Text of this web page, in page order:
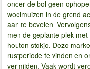
onder de bol geen
woelmuizen in de grond
aan te bevelen.
men de geplante plek
houten stokje. Deze
rustperiode te vinden en
vermijden. Vaak wordt